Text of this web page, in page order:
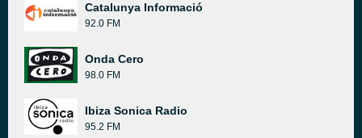
Catalunya Informació
92.0 FM
Onda Cero
98.0 FM
Ibiza Sonica Radio
95.2 FM